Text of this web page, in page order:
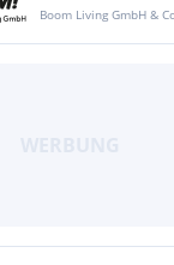
Boom Living GmbH &